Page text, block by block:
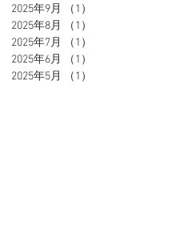
2025年9月
（1）
2025年8月
（1）
2025年7月
（1）
2025年6月
（1）
2025年5月
（1）